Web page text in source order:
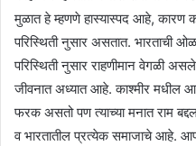
मुळात हे म्हणणे हास्यास्पद आहे, कारण
परिस्थिती नुसार असतात. भारताची
परिस्थिती नुसार राहणीमान वेगळी
जीवनात अध्यात आहे. काश्मीर मधील
फरक असतो पण त्याच्या मनात राम
व भारतातील प्रत्येक समाजाचे आहे.